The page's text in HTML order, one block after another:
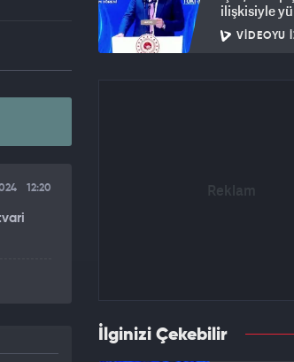
12:20
ilişkisiyle
VIDEOYU
İlginizi Çekebilir